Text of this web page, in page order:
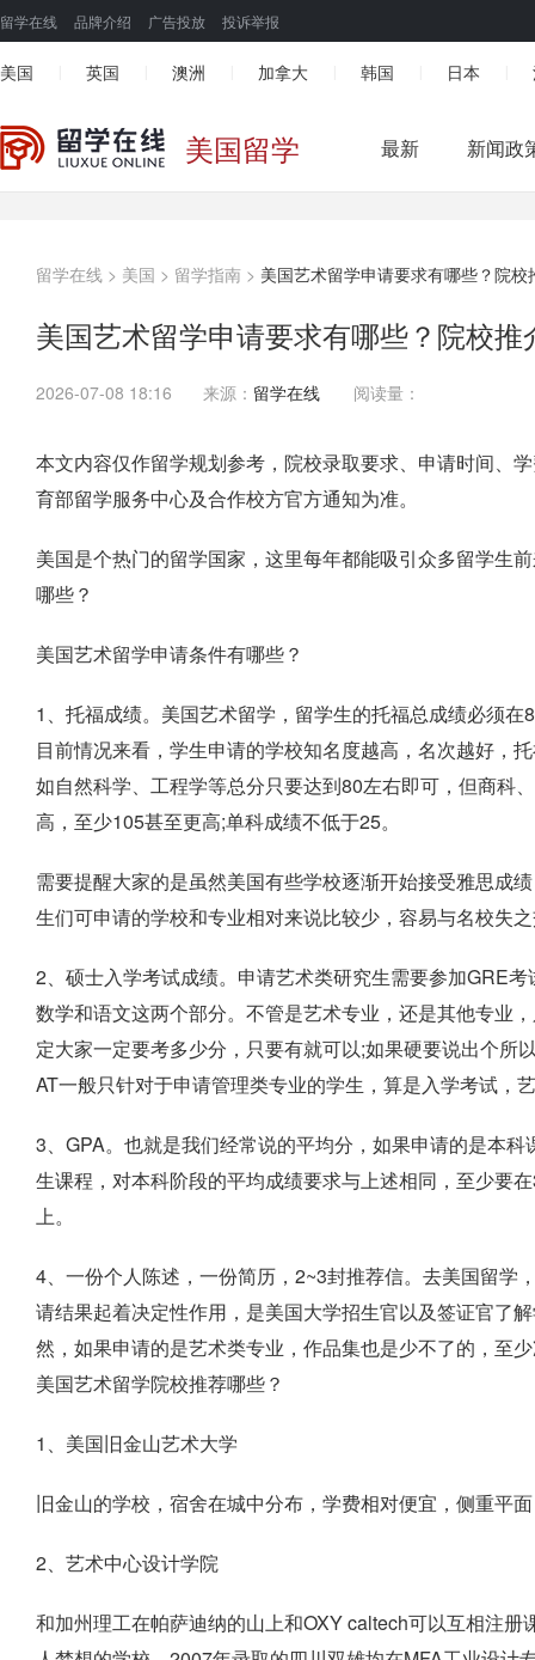
留学在线 品牌介绍 广告投放 投诉举报
美国 英国 澳洲 加拿大 韩国 日本
美国留学 最新 新闻政
留学在线 > 美国 > 留学指南 > 美国艺术留学申请要求有哪些？院校
美国艺术留学申请要求有哪些？院校推
2026-07-08 18:16 来源： 留学在线 阅读量：
本文内容仅作留学规划参考，院校录取要求、申请时间、
育部留学服务中心及合作校方官方通知为准。
美国是个热门的留学国家，这里每年都能吸引众多留学生
哪些？
美国艺术留学申请条件有哪些？
1、托福成绩。美国艺术留学，留学生的托福总成绩必须
目前情况来看，学生申请的学校知名度越高，名次越好，
如自然科学、工程学等总分只要达到80左右即可，但商科
高，至少105甚至更高;单科成绩不低于25。
需要提醒大家的是虽然美国有些学校逐渐开始接受雅思成
生们可申请的学校和专业相对来说比较少，容易与名校失
2、硕士入学考试成绩。申请艺术类研究生需要参加GRE
数学和语文这两个部分。不管是艺术专业，还是其他专业
定大家一定要考多少分，只要有就可以;如果硬要说出个
AT一般只针对于申请管理类专业的学生，算是入学考试，
3、GPA。也就是我们经常说的平均分，如果申请的是本
生课程，对本科阶段的平均成绩要求与上述相同，至少要
上。
4、一份个人陈述，一份简历，2~3封推荐信。去美国留学
请结果起着决定性作用，是美国大学招生官以及签证官了
然，如果申请的是艺术类专业，作品集也是少不了的，至
美国艺术留学院校推荐哪些？
1、美国旧金山艺术大学
旧金山的学校，宿舍在城中分布，学费相对便宜，侧重平
2、艺术中心设计学院
和加州理工在帕萨迪纳的山上和OXY caltech可以互相注